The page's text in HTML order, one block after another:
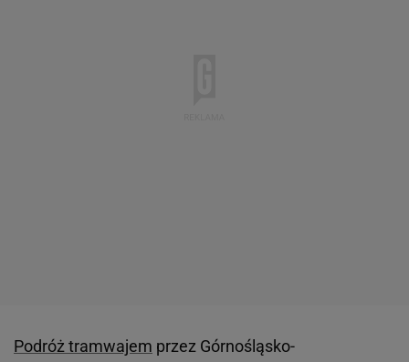
Podróż tramwajem przez Górnośląsko-